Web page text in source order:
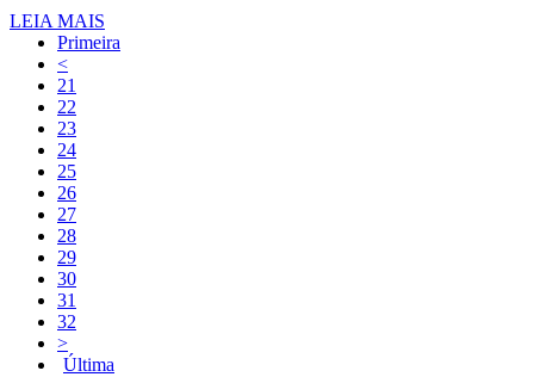
LEIA MAIS
Primeira
<
21
22
23
24
25
26
27
28
29
30
31
32
>
Última